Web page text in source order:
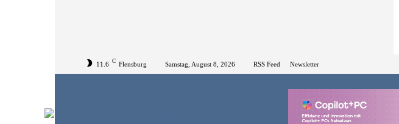
11.6 C Flensburg Samstag, August 8, 2026 RSS Feed Newsletter